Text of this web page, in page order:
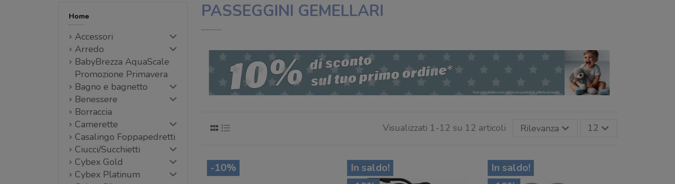
PASSEGGINI GEMELLARI
Visualizzati 1-12 su 12 articoli Rilevanza 12
-10%
In saldo!
In saldo!
Home
Accessori
Arredo
BabyBrezza AquaScale
Promozione Primavera
Bagno e bagnetto
Benessere
Borraccia
Camerette
Casalingo Foppapedretti
Ciucci/Succhietti
Cybex Gold
Cybex Platinum